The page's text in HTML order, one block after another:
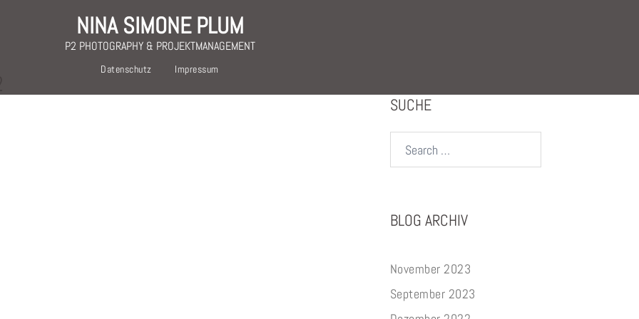
NINA SIMONE PLUM
P2 PHOTOGRAPHY & PROJEKTMANAGEMENT
Datenschutz Impressum
SUCHE
BLOG ARCHIV
November 2023
September 2023